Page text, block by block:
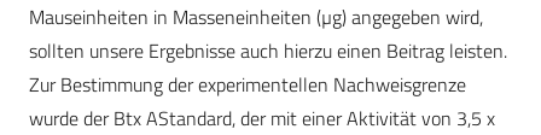
Mauseinheiten in Masseneinheiten (µg) angegeben wird,
sollten unsere Ergebnisse auch hierzu einen Beitrag leisten.
Zur Bestimmung der experimentellen Nachweisgrenze
wurde der Btx AStandard, der mit einer Aktivität von 3,5 x